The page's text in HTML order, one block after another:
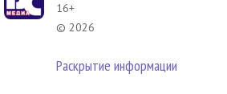
16+
© 2026
Раскрытие информации